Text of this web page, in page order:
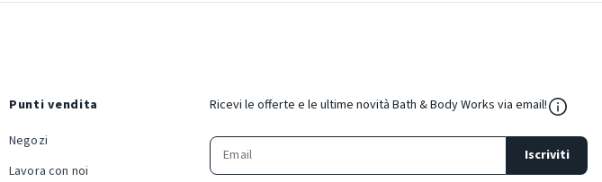
Punti vendita
Negozi
Lavora con noi
Ricevi le offerte e le ultime novità Bath & Body Works via email!
Iscriviti